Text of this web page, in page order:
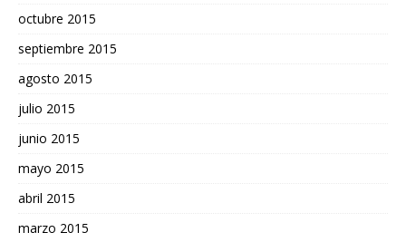
octubre 2015
septiembre 2015
agosto 2015
julio 2015
junio 2015
mayo 2015
abril 2015
marzo 2015